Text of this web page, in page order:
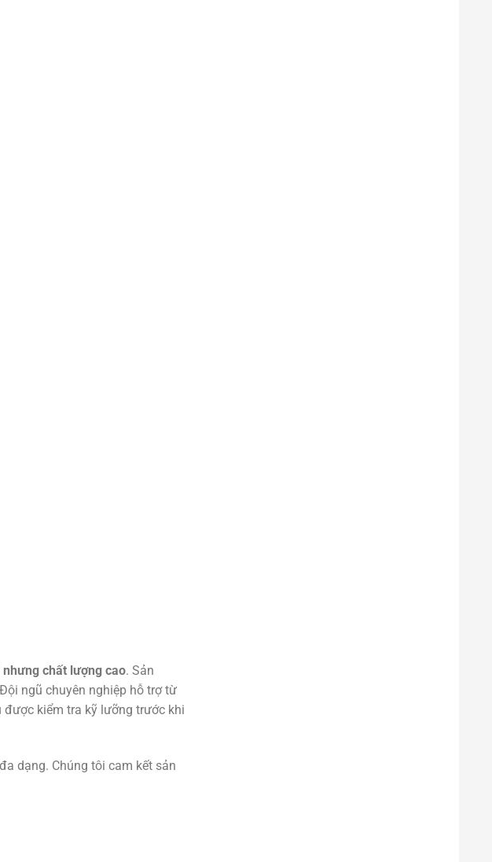
chất lượng cao. Sản
ngũ chuyên nghiệp hỗ trợ từ
kiểm tra kỹ lưỡng trước khi
dạng. Chúng tôi cam kết sản